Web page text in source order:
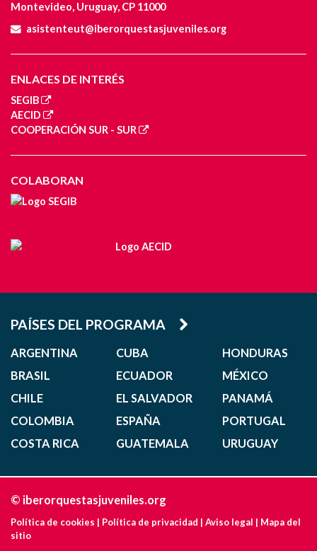
Montevideo, Uruguay, CP 11000
asistenteut@iberorquestasjuveniles.org
ENLACES DE INTERÉS
SEGIB
AECID
COOPERACIÓN SUR - SUR
COLABORAN
PAÍSES DEL PROGRAMA
ARGENTINA
BRASIL
CHILE
COLOMBIA
COSTA RICA
CUBA
ECUADOR
EL SALVADOR
ESPAÑA
GUATEMALA
HONDURAS
MÉXICO
PANAMÁ
PORTUGAL
URUGUAY
© iberorquestasjuveniles.org
Política de cookies | Política de privacidad | Aviso legal | Mapa del
sitio